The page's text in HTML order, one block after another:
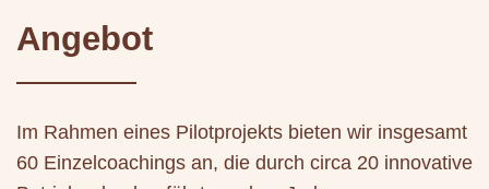
Angebot
Im Rahmen eines Pilotprojekts bieten wir insgesamt
60 Einzelcoachings an, die durch circa 20 innovative